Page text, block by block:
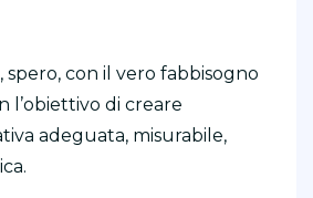
con il vero fabbisogno
l’obiettivo di creare
adeguata, misurabile,